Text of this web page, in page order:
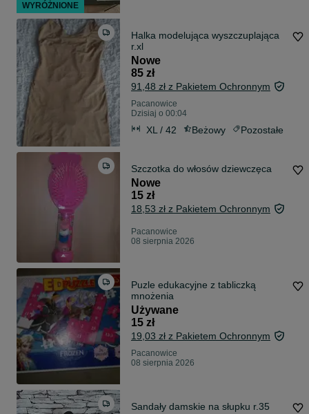
Halka modelująca wyszczuplająca
r.xl
Nowe
85 zł
91,48 zł z Pakietem Ochronnym
Pacanowice
Dzisiaj o 00:04
XL / 42 Beżowy Pozostałe
Szczotka do włosów dziewczęca
Nowe
15 zł
18,53 zł z Pakietem Ochronnym
Pacanowice
08 sierpnia 2026
Puzle edukacyjne z tabliczką
mnożenia
Używane
15 zł
19,03 zł z Pakietem Ochronnym
Pacanowice
08 sierpnia 2026
Sandały damskie na słupku r.35
WYRÓŻNIONE